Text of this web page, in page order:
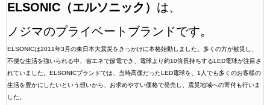
ELSONIC（エルソニック） は、
ノジマのプライベートブランドです。
ELSONICは2011年3月の東日本大震災をきっかけに本格始動しました。多くの方が被災し、
不便な生活を強いられる中、省エネで節電でき、電球より約10倍長持ちするLED電球が注目さ
れていました。ELSONICブランドでは、当時高価だったLED電球を、1人でも多くのお客様の
生活を豊かにしたいという想いから、お求めやすい価格で発売し、震災地域への寄付も行いま
した。